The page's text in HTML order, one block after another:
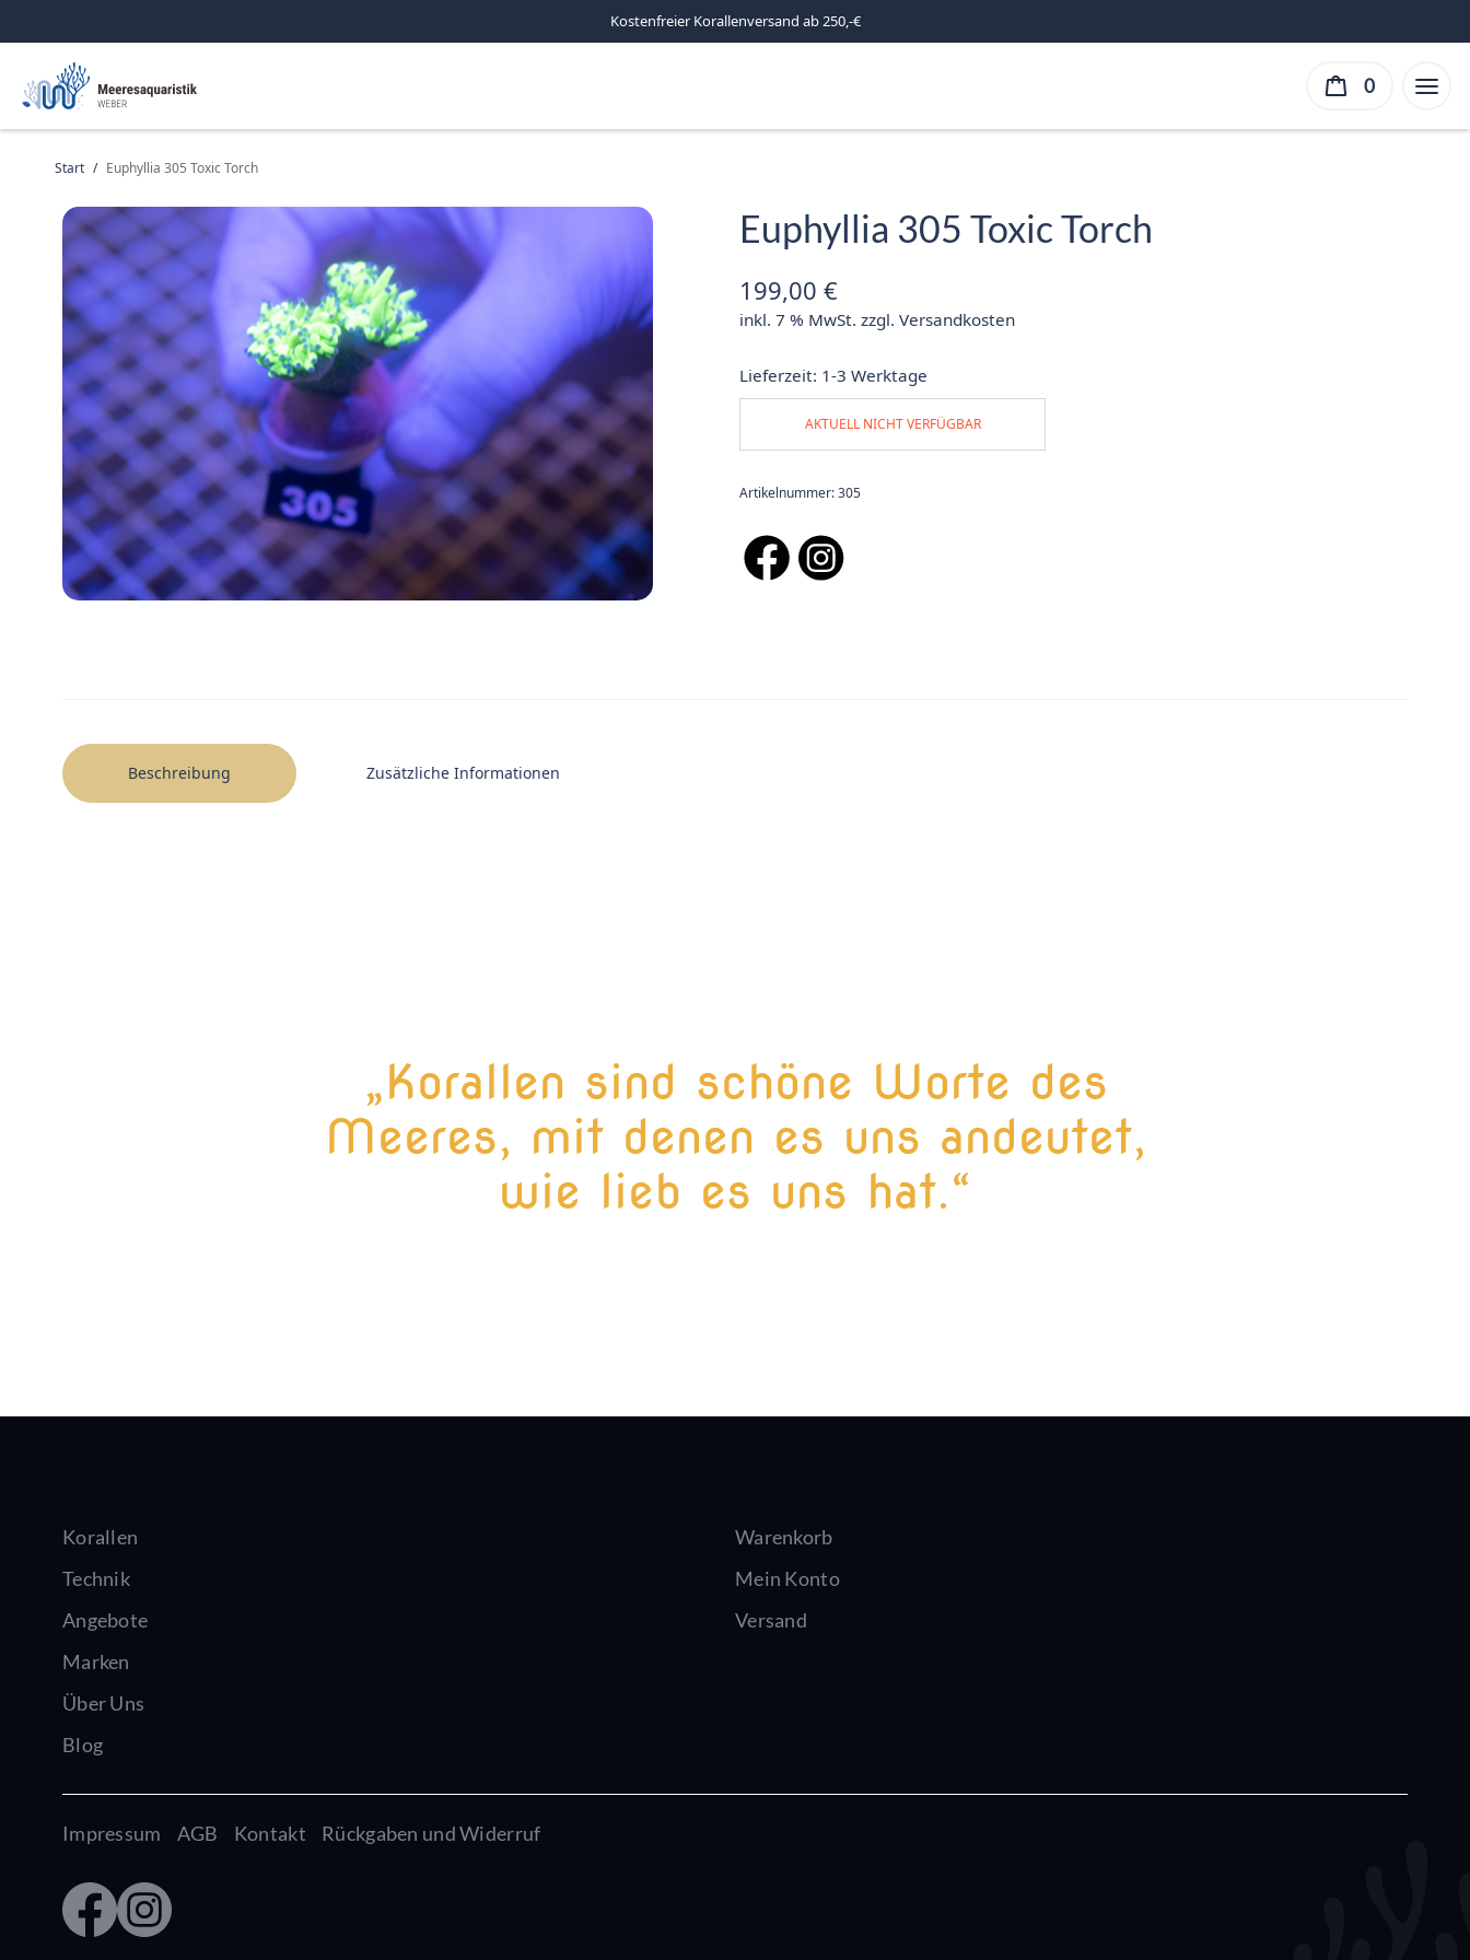
Kostenfreier Korallenversand ab 250,-€
0
Start / Euphyllia 305 Toxic Torch
Euphyllia 305 Toxic Torch
199,00€
inkl. 7 % MwSt. zzgl.Versandkosten
Lieferzeit: 1-3 Werktage
AKTUELL NICHT VERFÜGBAR
Artikelnummer:305
Beschreibung Zusätzliche Informationen
„Korallen sind schöne Worte des
Meeres, mit denen es uns andeutet,
wie lieb es uns hat.“
Korallen
Technik
Angebote
Marken
Über Uns
Blog
Warenkorb
Mein Konto
Versand
Impressum AGB Kontakt Rückgaben und Widerruf
Faceb
ook
Insta
gram